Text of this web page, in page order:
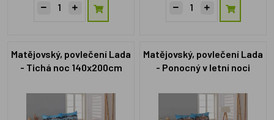
Matějovský, povlečení Lada
- Tichá noc 140x200cm
Matějovský, povlečení Lada
- Ponocný v letní noci